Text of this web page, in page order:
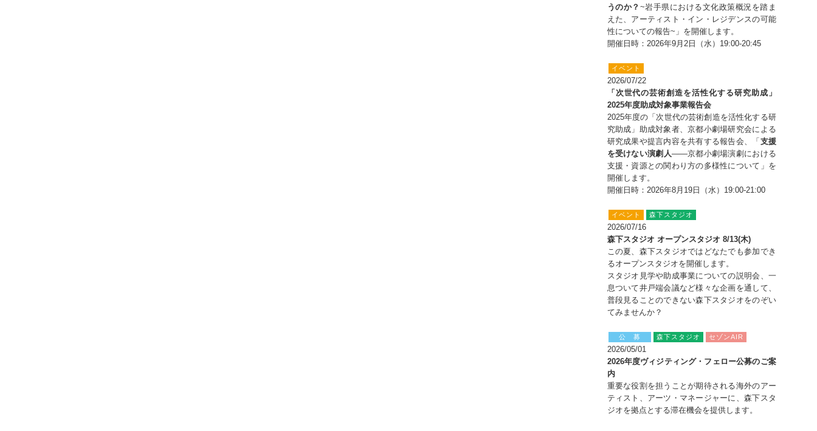
うのか？ ~岩手県における文化政策概況を踏ま
えた、アーティスト・イン・レジデンスの可能
性についての報告~」を開催します。
開催日時：2026年9月2日（水）19:00-20:45
イベント
2026/07/22
「次世代の芸術創造を活性化する研究助成」
2025年度助成対象事業報告会
2025年度の「次世代の芸術創造を活性化する研
究助成」助成対象者、京都小劇場研究会による
研究成果や提言内容を共有する報告会、「 支援
を受けない演劇人――京都小劇場演劇における
支援・資源との関わり方の多様性について」を
開催します。
開催日時：2026年8月19日（水）19:00-21:00
イベント 森下スタジオ
2026/07/16
森下スタジオ オープンスタジオ 8/13(木)
この夏、森下スタジオではどなたでも参加でき
るオープンスタジオを開催します。
スタジオ見学や助成事業についての説明会、一
息ついて井戸端会議など様々な企画を通して、
普段見ることのできない森下スタジオをのぞい
てみませんか？
公 募 森下スタジオ セゾンAIR
2026/05/01
2026年度ヴィジティング・フェロー公募のご案
内
重要な役割を担うことが期待される海外のアー
ティスト、アーツ・マネージャーに、森下スタ
ジオを拠点とする滞在機会を提供します。